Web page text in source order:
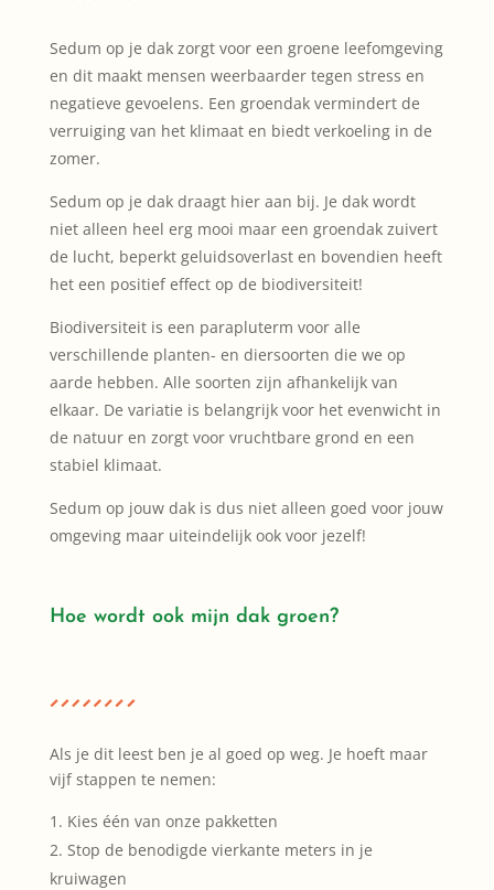
Sedum op je dak zorgt voor een groene leefomgeving
en dit maakt mensen weerbaarder tegen stress en
negatieve gevoelens. Een groendak vermindert de
verruiging van het klimaat en biedt verkoeling in de
zomer.
Sedum op je dak draagt hier aan bij. Je dak wordt
niet alleen heel erg mooi maar een groendak zuivert
de lucht, beperkt geluidsoverlast en bovendien heeft
het een positief effect op de biodiversiteit!
Biodiversiteit is een parapluterm voor alle
verschillende planten- en diersoorten die we op
aarde hebben. Alle soorten zijn afhankelijk van
elkaar. De variatie is belangrijk voor het evenwicht in
de natuur en zorgt voor vruchtbare grond en een
stabiel klimaat.
Sedum op jouw dak is dus niet alleen goed voor jouw
omgeving maar uiteindelijk ook voor jezelf!
Hoe wordt ook mijn dak groen?
Als je dit leest ben je al goed op weg. Je hoeft maar
vijf stappen te nemen:
Kies één van onze pakketten
Stop de benodigde vierkante meters in je
kruiwagen